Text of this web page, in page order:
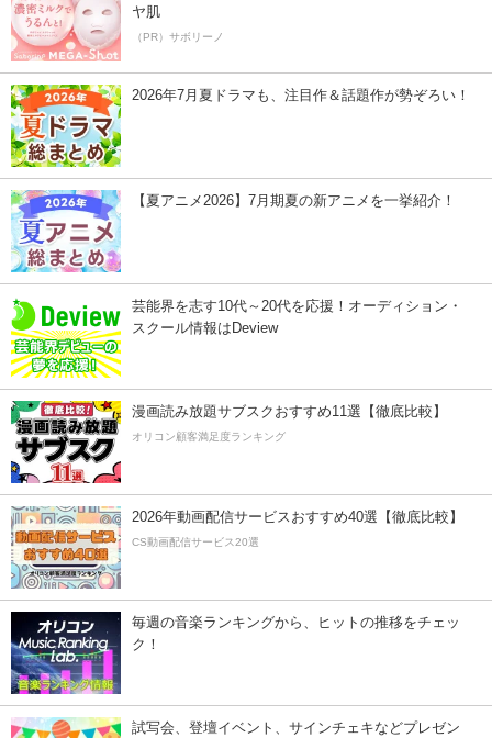
ヤ肌
（PR）サボリーノ
2026年7月夏ドラマも、注目作＆話題作が勢ぞろい！
【夏アニメ2026】7月期夏の新アニメを一挙紹介！
芸能界を志す10代～20代を応援！オーディション・
スクール情報はDeview
漫画読み放題サブスクおすすめ11選【徹底比較】
オリコン顧客満足度ランキング
2026年動画配信サービスおすすめ40選【徹底比較】
CS動画配信サービス20選
毎週の音楽ランキングから、ヒットの推移をチェッ
ク！
試写会、登壇イベント、サインチェキなどプレゼン